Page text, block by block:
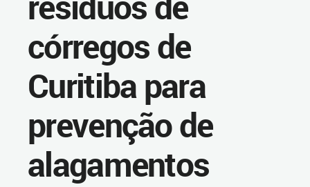
córregos de
Curitiba para
prevenção de
alagamentos